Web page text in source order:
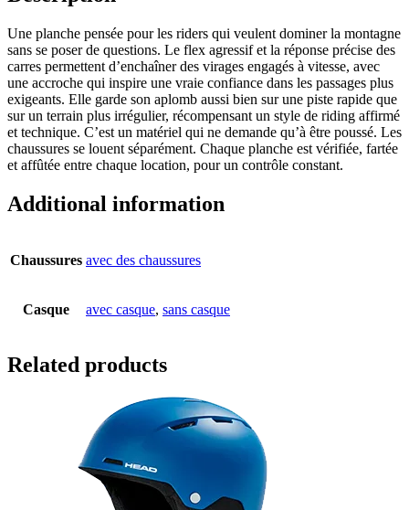
Une planche pensée pour les riders qui veulent dominer la montagne
sans se poser de questions. Le flex agressif et la réponse précise des
carres permettent d’enchaîner des virages engagés à vitesse, avec
une accroche qui inspire une vraie confiance dans les passages plus
exigeants. Elle garde son aplomb aussi bien sur une piste rapide que
sur un terrain plus irrégulier, récompensant un style de riding affirmé
et technique. C’est un matériel qui ne demande qu’à être poussé. Les
chaussures se louent séparément. Chaque planche est vérifiée, fartée
et affûtée entre chaque location, pour un contrôle constant.
Additional information
Chaussures avec des chaussures
Casque avec casque, sans casque
Related products